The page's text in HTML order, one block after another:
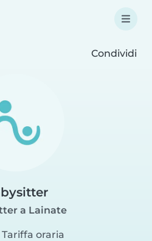
Condividi
a Lainate
Tariffa oraria